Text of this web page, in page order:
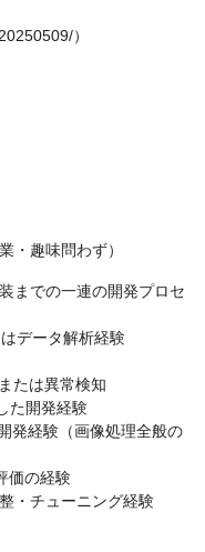
）
・趣味問わず）
までの一連の開発プロセ
データ解析経験
たは異常検知
た開発経験
発経験（画像処理全般の
価の経験
・チューニング経験